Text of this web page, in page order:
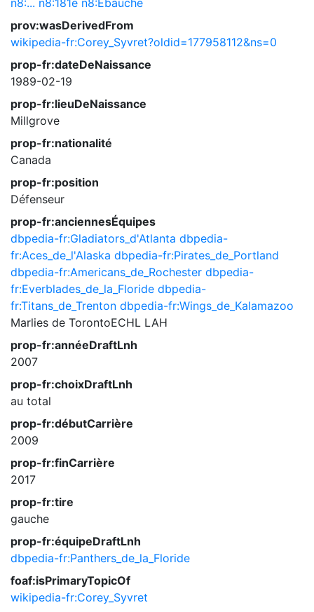
n8:... n8:181e n8:Ébauche
prov:wasDerivedFrom
wikipedia-fr:Corey_Syvret?oldid=177958112&ns=0
prop-fr:dateDeNaissance
1989-02-19
prop-fr:lieuDeNaissance
Millgrove
prop-fr:nationalité
Canada
prop-fr:position
Défenseur
prop-fr:anciennesÉquipes
dbpedia-fr:Gladiators_d'Atlanta dbpedia-
fr:Aces_de_l'Alaska dbpedia-fr:Pirates_de_Portland
dbpedia-fr:Americans_de_Rochester dbpedia-
fr:Everblades_de_la_Floride dbpedia-
fr:Titans_de_Trenton dbpedia-fr:Wings_de_Kalamazoo
Marlies de TorontoECHL LAH
prop-fr:annéeDraftLnh
2007
prop-fr:choixDraftLnh
au total
prop-fr:débutCarrière
2009
prop-fr:finCarrière
2017
prop-fr:tire
gauche
prop-fr:équipeDraftLnh
dbpedia-fr:Panthers_de_la_Floride
foaf:isPrimaryTopicOf
wikipedia-fr:Corey_Syvret